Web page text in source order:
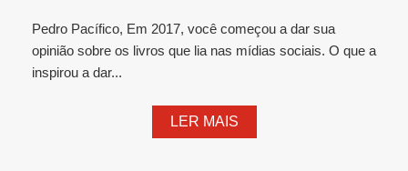
Pedro Pacífico, Em 2017, você começou a dar sua
opinião sobre os livros que lia nas mídias sociais. O que a
inspirou a dar...
LER MAIS